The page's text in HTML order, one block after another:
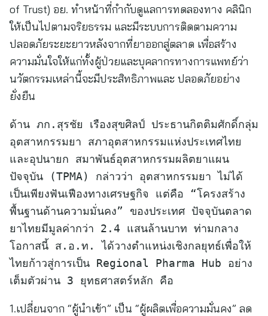
of Trust) อย. ทำหน้าที่กำกับดูแลการทดลองทาง คลินิก
ให้เป็นไปตามจริยธรรม และมีระบบการติดตามความ
ปลอดภัยระยะยาวหลังจากที่ยาออกสู่ตลาด เพื่อสร้าง
ความมั่นใจให้แก่ทั้งผู้ป่วยและบุคลากรทางการแพทย์ว่า
นวัตกรรมเหล่านี้จะมีประสิทธิภาพและ ปลอดภัยอย่าง
ยั่งยืน
ด้าน ภก.สุรชัย เรืองสุขศิลป์ ประธานกิตติมศักดิ์กลุ่ม
อุตสาหกรรมยา สภาอุตสาหกรรมแห่งประเทศไทย
และอุปนายก สมาพันธ์อุตสาหกรรมผลิตยาแผน
ปัจจุบัน (TPMA) กล่าวว่า อุตสาหกรรมยา ไม่ได้
เป็นเพียงฟันเฟืองทางเศรษฐกิจ แต่คือ “โครงสร้าง
พื้นฐานด้านความมั่นคง” ของประเทศ ปัจจุบันตลาด
ยาไทยมีมูลค่ากว่า 2.4 แสนล้านบาท ท่ามกลาง
โอกาสนี้ ส.อ.ท. ได้วางตำแหน่งเชิงกลยุทธ์เพื่อให้
ไทยก้าวสู่การเป็น Regional Pharma Hub อย่าง
เต็มตัวผ่าน 3 ยุทธศาสตร์หลัก คือ
1.เปลี่ยนจาก “ผู้นำเข้า” เป็น “ผู้ผลิตเพื่อความมั่นคง” ลด